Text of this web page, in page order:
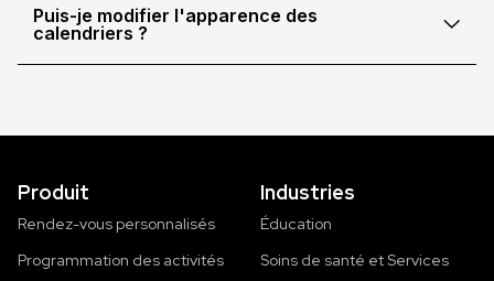
Puis-je modifier l'apparence des
calendriers ?
Produit
Rendez-vous personnalisés
Programmation des activités
Industries
Éducation
Soins de santé et Services